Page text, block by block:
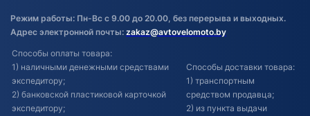
Режим работы: Пн-Вс с 9.00 до 20.00, без перерыва и выходных.
Адрес электронной почты: zakaz@avtovelomoto.by
Способы оплаты товара:
1) наличными денежными средствами
экспедитору;
2) банковской пластиковой карточкой
экспедитору;
Способы доставки товара:
1) транспортным
средством продавца;
2) из пункта выдачи